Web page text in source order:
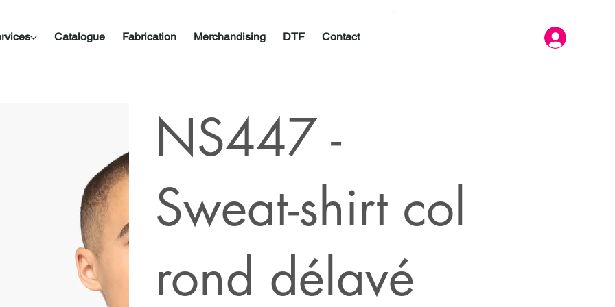
Catalogue Fabrication Merchandising DTF Contact
NS447 -
Sweat-shirt col
rond délavé